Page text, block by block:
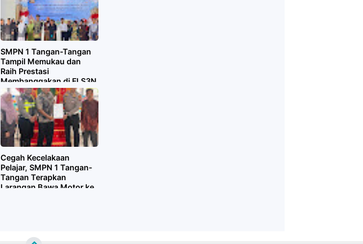
SMPN 1 Tangan-Tangan
Tampil Memukau dan
Raih Prestasi
Membanggakan di FLS3N
Cegah Kecelakaan
Pelajar, SMPN 1 Tangan-
Tangan Terapkan
Larangan Bawa Motor ke